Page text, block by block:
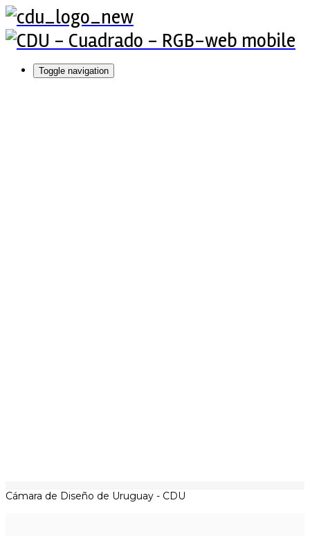
Toggle navigation
Cámara de Diseño de Uruguay - CDU